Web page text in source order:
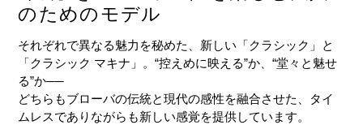
のためのモデル
それぞれで異なる魅力を秘めた、新しい「クラシック」と
「クラシック マキナ」。“控えめに映える”か、“堂々と魅せ
る”か──
どちらもブローバの伝統と現代の感性を融合させた、タイ
ムレスでありながらも新しい感覚を提供しています。